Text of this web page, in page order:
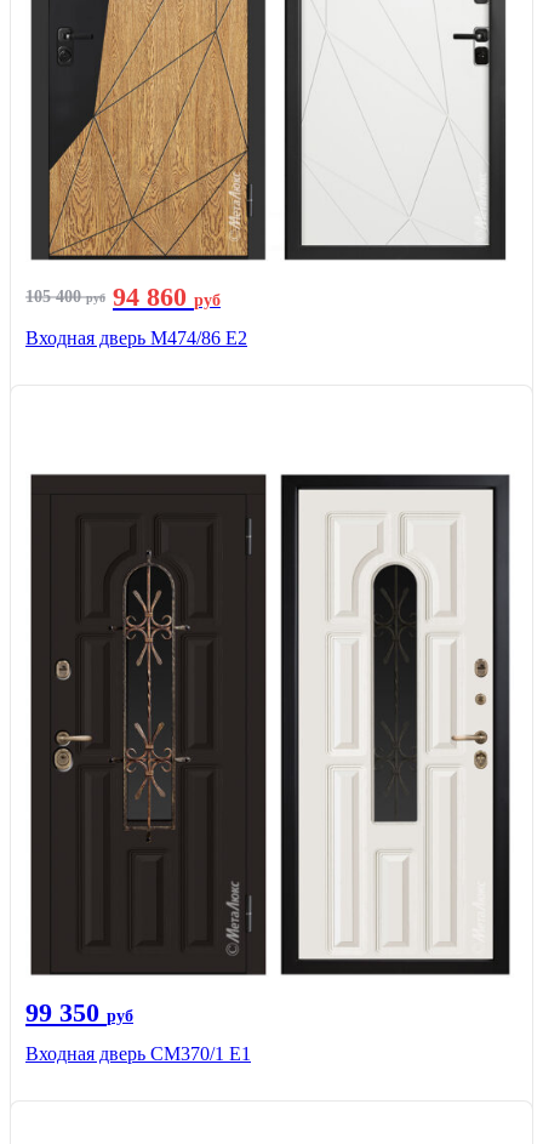
105 400руб 94 860 руб
Входная дверь М474/86 Е2
99 350 руб
Входная дверь СМ370/1 Е1